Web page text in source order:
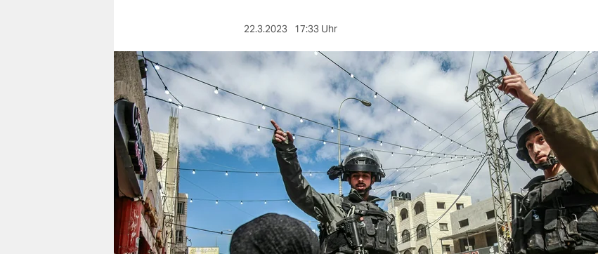
berlin
nord
wahrheit
verlag
verlag
veranstaltungen
shop
22.3.2023 17:33 Uhr